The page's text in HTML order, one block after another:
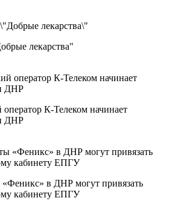
лекарства"
К-Телеком начинает
ДНР
в ДНР могут привязать
кабинету ЕПГУ